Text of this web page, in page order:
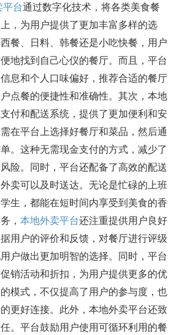
平台通过数字化技术，将各类美食餐
，为用户提供了更加丰富多样的选
餐、日料、韩餐还是小吃快餐，用户
地找到自己心仪的餐厅。而且，平台
息和个人口味偏好，推荐合适的餐厅
点餐的便捷性和准确性。其次，本地
付和配送系统，提供了更加便利和安
在平台上选择好餐厅和菜品，然后通
。这种无需现金支付的方式，减少了
险。同时，平台还配备了高效的配送
卖可以及时送达。无论是忙碌的上班
生，都能在短时间内享受到美食的香
， 本地外卖平台还注重提供用户良好
用户的评价和反馈，对餐厅进行评级
户做出更加明智的选择。同时，平台
销活动和折扣，为用户提供更多的优
模式，不仅提高了用户的参与度，也
更好连接。此外，本地外卖平台还致
。平台鼓励用户使用可循环利用的餐